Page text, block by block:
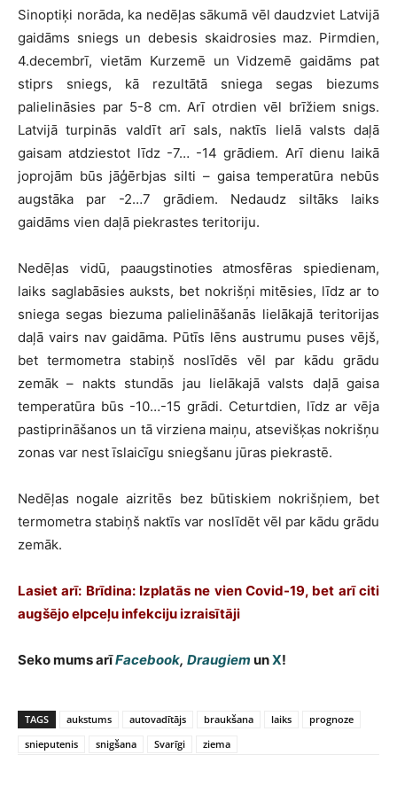
Sinoptiķi norāda, ka nedēļas sākumā vēl daudzviet Latvijā
gaidāms sniegs un debesis skaidrosies maz. Pirmdien,
4.decembrī, vietām Kurzemē un Vidzemē gaidāms pat
stiprs sniegs, kā rezultātā sniega segas biezums
palielināsies par 5-8 cm. Arī otrdien vēl brīžiem snigs.
Latvijā turpinās valdīt arī sals, naktīs lielā valsts daļā
gaisam atdziestot līdz -7… -14 grādiem. Arī dienu laikā
joprojām būs jāģērbjas silti – gaisa temperatūra nebūs
augstāka par -2…7 grādiem. Nedaudz siltāks laiks
gaidāms vien daļā piekrastes teritoriju.
Nedēļas vidū, paaugstinoties atmosfēras spiedienam,
laiks saglabāsies auksts, bet nokrišņi mitēsies, līdz ar to
sniega segas biezuma palielināšanās lielākajā teritorijas
daļā vairs nav gaidāma. Pūtīs lēns austrumu puses vējš,
bet termometra stabiņš noslīdēs vēl par kādu grādu
zemāk – nakts stundās jau lielākajā valsts daļā gaisa
temperatūra būs -10…-15 grādi. Ceturtdien, līdz ar vēja
pastiprināšanos un tā virziena maiņu, atsevišķas nokrišņu
zonas var nest īslaicīgu sniegšanu jūras piekrastē.
Nedēļas nogale aizritēs bez būtiskiem nokrišņiem, bet
termometra stabiņš naktīs var noslīdēt vēl par kādu grādu
zemāk.
Lasiet arī: Brīdina: Izplatās ne vien Covid-19, bet arī citi
augšējo elpceļu infekciju izraisītāji
Seko mums arīFacebook, Draugiem unX!
TAGS aukstums autovadītājs braukšana laiks
prognoze
snieputenis
snigšana Svarīgi ziema